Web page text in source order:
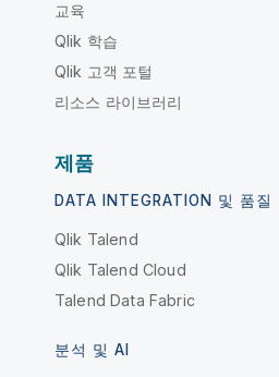
교육
Qlik 학습
Qlik 고객 포털
리소스 라이브러리
제품
DATA INTEGRATION 및 품질
Qlik Talend
Qlik Talend Cloud
Talend Data Fabric
분석 및 AI